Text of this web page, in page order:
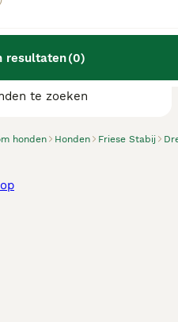
resultaten(0)
honden Honden Friese Stabij
fokkers, Tynaarlo
te zoeken